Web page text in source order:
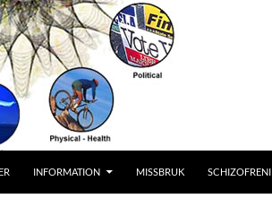
INFORMATION MISSBRUK SCHIZOFRENI